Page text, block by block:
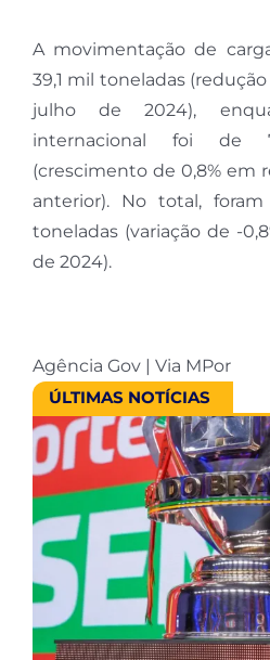
A movimentação de
39,1 mil toneladas
julho de 2024),
internacional foi de
(crescimento de 0,8% em
anterior). No total, foram
toneladas (variação de -
de 2024).
Agência Gov | Via MPor
ÚLTIMAS NOTÍCIAS